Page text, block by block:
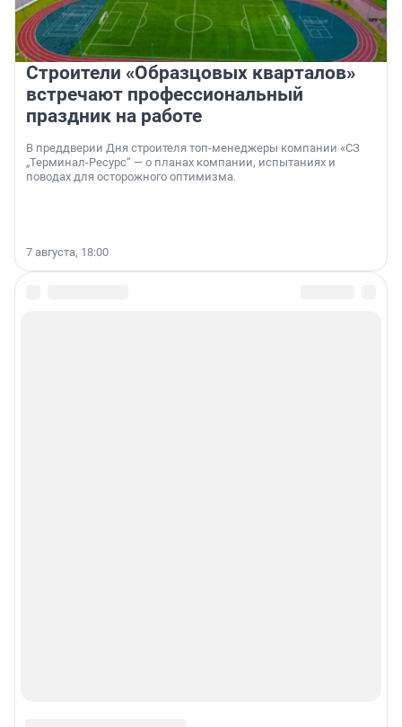
Строители «Образцовых кварталов»
встречают профессиональный
праздник на работе
В преддверии Дня строителя топ-менеджеры компании «СЗ
„Терминал-Ресурс“ — о планах компании, испытаниях и
поводах для осторожного оптимизма.
7 августа, 18:00